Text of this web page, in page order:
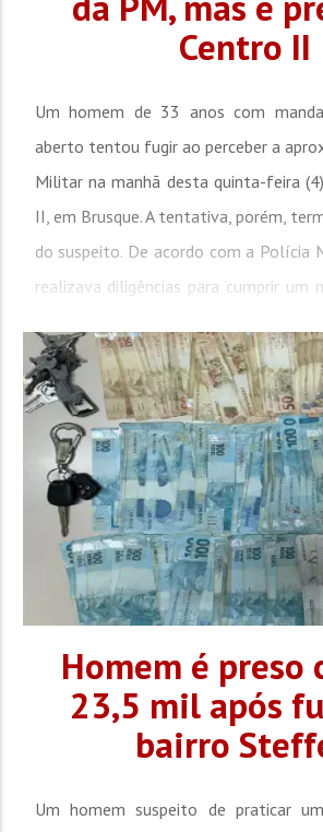
Centro II
Um homem de 33 anos com
aberto tentou fugir ao perceber a
Militar na manhã desta quinta-feira
II, em Brusque. A tentativa, porém,
do suspeito. De acordo com a Polícia
realizava diligências para cumprir um
localizou o homem. Ao...
Homem é preso
23,5 mil após
bairro
Um homem suspeito de praticar